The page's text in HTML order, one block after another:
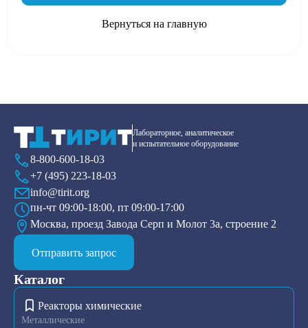
Вернуться на главную
Лабораторное, аналитическое
и испытательное оборудование
8-800-600-18-03
+7 (495) 223-18-03
info@tirit.org
пн-чт 09:00-18:00, пт 09:00-17:00
Москва, проезд Завода Серп и Молот 3а, строение 2
Отправить запрос
Каталог
Реакторы химические
Металлические